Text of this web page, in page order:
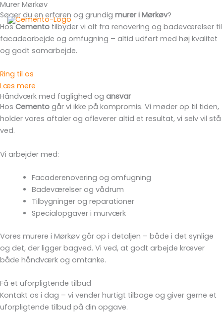
Gå
til
indholdet
Menu
Murer Mørkøv
Søger du en erfaren og grundig murer i Mørkøv?
HosCemento tilbyder vi alt fra renovering og badeværelser til
facadearbejde og omfugning – altid udført med høj kvalitet
og godt samarbejde.
Ring til os
Læs mere
Håndværk med faglighed og ansvar
Hos Cemento går vi ikke på kompromis. Vi møder op til tiden,
holder vores aftaler og afleverer altid et resultat, vi selv vil stå
ved.
Vi arbejder med:
Facaderenovering og omfugning
Badeværelser og vådrum
Tilbygninger og reparationer
Specialopgaver i murværk
Vores murere i Mørkøv går op i detaljen – både i det synlige
og det, der ligger bagved. Vi ved, at godt arbejde kræver
både håndværk og omtanke.
Få et uforpligtende tilbud
Kontakt os i dag – vi vender hurtigt tilbage og giver gerne et
uforpligtende tilbud på din opgave.